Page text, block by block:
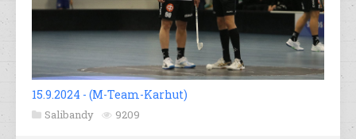
15.9.2024 - (M-Team-Karhut)
Salibandy 9209